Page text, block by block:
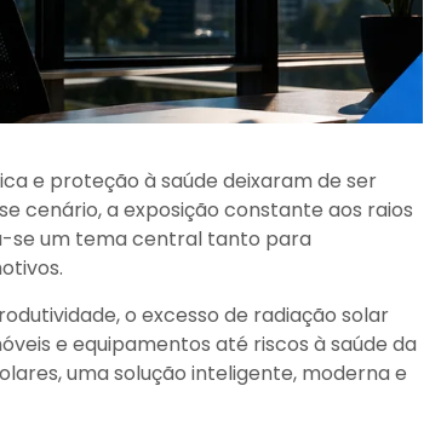
e proteção à saúde deixaram de ser
cenário, a exposição constante aos raios
se um tema central tanto para
o excesso de radiação solar
e equipamentos até riscos à saúde da
uma solução inteligente, moderna e